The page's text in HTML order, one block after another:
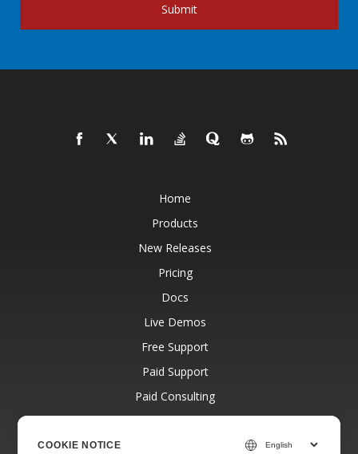
Submit
Home
Products
New Releases
Pricing
Docs
Live Demos
Free Support
Paid Support
Paid Consulting
Blog
COOKIE NOTICE